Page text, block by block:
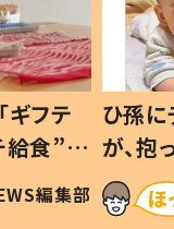
ギフテ
給食”を
和の親
編集部
ひ孫
が、
「涙が
い」